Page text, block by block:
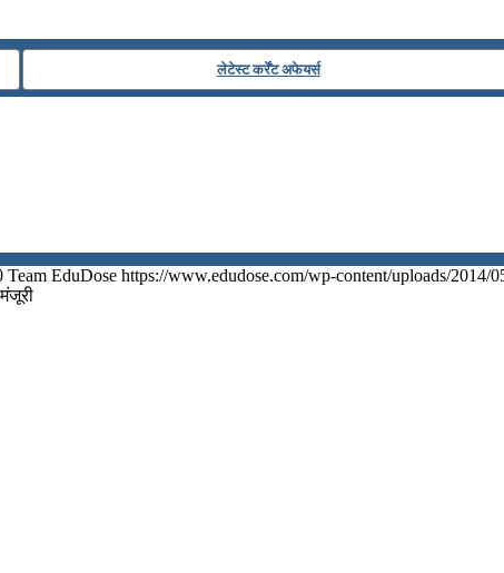
लेटेस्ट कर्रेंट अफेयर्स
Team EduDose https://www.edudose.com/wp-content/uploads/2014/